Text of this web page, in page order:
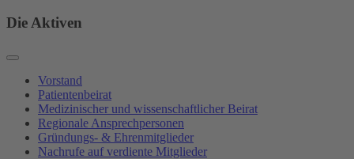
Die Aktiven
Vorstand
Patientenbeirat
Medizinischer und wissenschaftlicher Beirat
Regionale Ansprechpersonen
Gründungs- & Ehrenmitglieder
Nachrufe auf verdiente Mitglieder